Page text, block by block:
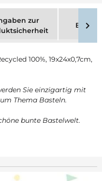
zur
100%, 19x24x0,7cm,
Sie einzigartig mit
Thema Basteln.
bunte Bastelwelt.